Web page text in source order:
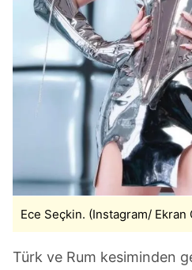
Ece Seçkin. (Instagram/ Ekran
Türk ve Rum kesiminden